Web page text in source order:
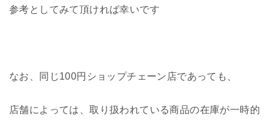
参考としてみて頂ければ幸いです
なお、同じ100円ショップチェーン店であっても、
店舗によっては、取り扱われている商品の在庫が一時的